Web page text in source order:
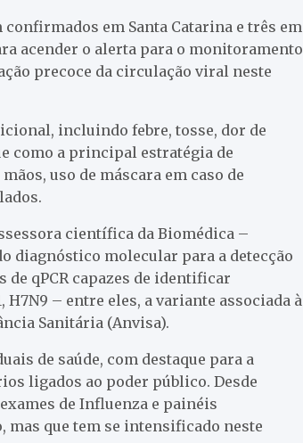
em Santa Catarina e três em
acender o alerta para o monitoramento
precoce da circulação viral neste
incluindo febre, tosse, dor de
como a principal estratégia de
uso de máscara em caso de
científica da Biomédica –
diagnóstico molecular para a detecção
qPCR capazes de identificar
– entre eles, a variante associada à
Sanitária (Anvisa).
de saúde, com destaque para a
ligados ao poder público. Desde
de Influenza e painéis
que tem se intensificado neste